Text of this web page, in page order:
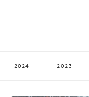
2024 2023